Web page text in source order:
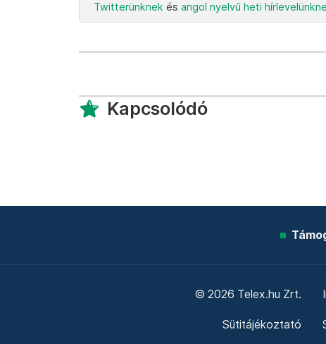
Twitterünknek és angol nyelvű heti
Kapcsolódó
© 2026 Telex.hu Zrt.
Sütitájékoztató